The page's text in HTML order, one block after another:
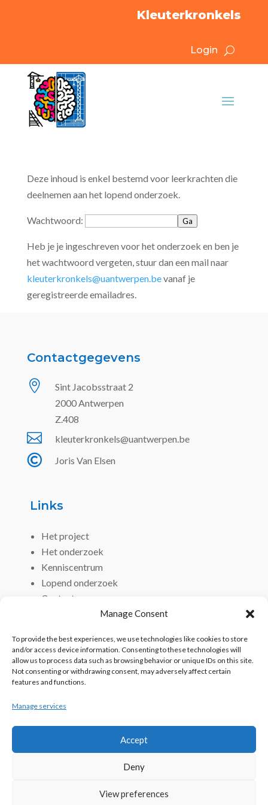
Manage Consent
To provide the best experiences, we use technologies like cookies to store
and/or access device information. Consenting to these technologies will
allow us to process data such as browsing behavior or unique IDs on this site.
Not consenting or withdrawing consent, may adversely affect certain
features and functions.
Manage services
Accept
Deny
View preferences
Kleuterkronkels
Login
Deze inhoud is enkel bestemd voor leerkrachten die
deelnemen aan het lopend onderzoek.
Wachtwoord: Ga
Heb je je ingeschreven voor het onderzoek en ben je
het wachtwoord vergeten, stuur dan een mail naar
kleuterkronkels@uantwerpen.bevanaf je
geregistreerde emailadres.
Contactgegevens

Sint Jacobsstraat 2
2000 Antwerpen
Z.408
 kleuterkronkels@uantwerpen.be
 Joris Van Elsen
Links
Het project
Het onderzoek
Kenniscentrum
Lopend onderzoek
Contact